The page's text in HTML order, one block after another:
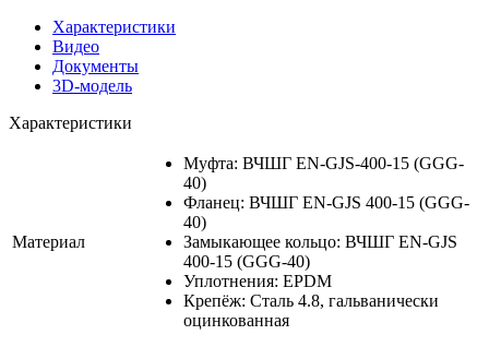
Характеристики
Видео
Документы
3D-модель
Характеристики
Материал
Муфта: ВЧШГ EN-GJS-400-15 (GGG-
40)
Фланец: ВЧШГ EN-GJS 400-15 (GGG-
40)
Замыкающее кольцо: ВЧШГ EN-GJS
400-15 (GGG-40)
Уплотнения: EPDM
Крепёж: Сталь 4.8, гальванически
оцинкованная